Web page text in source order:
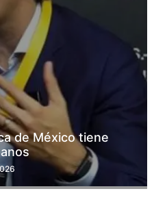
de México tiene